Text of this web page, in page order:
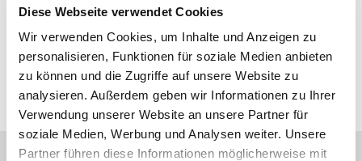
Diese Webseite verwendet Cookies
Wir verwenden Cookies, um Inhalte und Anzeigen zu
personalisieren, Funktionen für soziale Medien anbieten
zu können und die Zugriffe auf unsere Website zu
analysieren. Außerdem geben wir Informationen zu Ihrer
Verwendung unserer Website an unsere Partner für
soziale Medien, Werbung und Analysen weiter. Unsere
Partner führen diese Informationen möglicherweise mit
Anfrage Anrufen AHK-Finder